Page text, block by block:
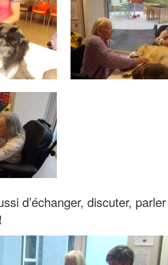
d’échanger, discuter,